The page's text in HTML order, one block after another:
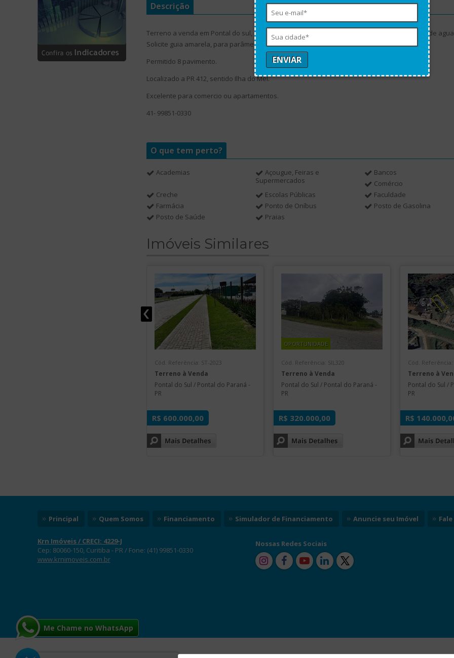
Descrição
Terreno a venda em Pontal do sul, 12x 30, limpo, aterrado, com manilhas, extensão de rede de
Solicite guia amarela, para parâmetros de construção.
Permitido 8 pavimento.
Localizado a PR 412, sentido Ilha do Mel.
Excelente para comercio ou apartamentos.
41- 99851-0330
O que tem perto?
Academias
Açougue, Feiras e
Supermercados
Bancos
Comércio
Creche
Escolas Públicas
Faculdade
Farmácia
Ponto de Oníbus
Posto de Gasolina
Posto de Saúde
Praias
Imóveis Similares
Cód. Referência: ST-2023
Terreno à Venda
Pontal do Sul / Pontal do Paraná -
PR
R$ 600.000,00
OPORTUNIDADE
Cód. Referência: SIL320
Terreno à Venda
Pontal do Sul / Pontal do Paraná -
PR
R$ 320.000,00
Cód. Referência:
Terreno à
Pontal do Sul /
PR
R$
Principal Quem Somos Financiamento Simulador de Financiamento Anuncie seu Imóvel
Nossas Redes Sociais
Krn Imóveis / CRECI: 4229-J
Cep: 80060-150, Curitiba - PR/ Fone: (41) 99851-0330
www.krnimoveis.com.br
Me Chame no WhatsApp